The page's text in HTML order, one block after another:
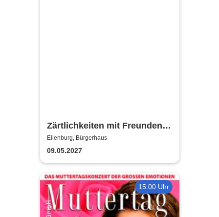
Zärtlichkeiten mit Freunden -
Rico Rohs und das Ines
Fleiwa Quartett
Eilenburg, Bürgerhaus
09.05.2027
15:00 Uhr